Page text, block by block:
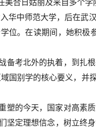
合日姑丽及来自多个学
华中师范大学，后在
位。在读期间，她积
备考北外的执着，到扎
国别学的核心要义，
塑的今天，国家对高素
坚定理想信念，树立